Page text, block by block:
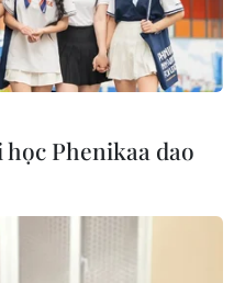
nhất
vẫn
Phenikaa dao